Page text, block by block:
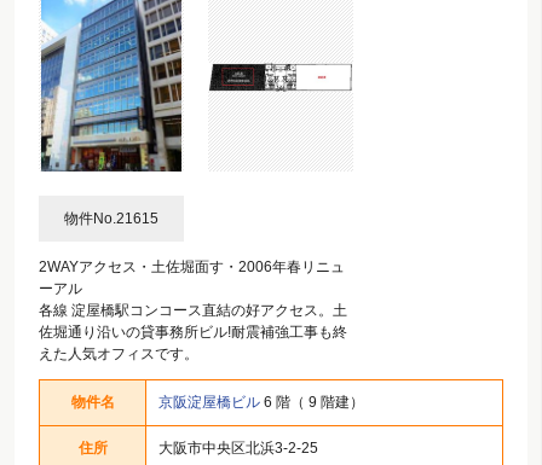
物件No.21615
2WAYアクセス・土佐堀面す・2006年春リニュ
ーアル
各線 淀屋橋駅コンコース直結の好アクセス。土
佐堀通り沿いの貸事務所ビル!耐震補強工事も終
えた人気オフィスです。
物件名 京阪淀屋橋ビル 6 階（ 9 階建）
住所 大阪市中央区北浜3-2-25